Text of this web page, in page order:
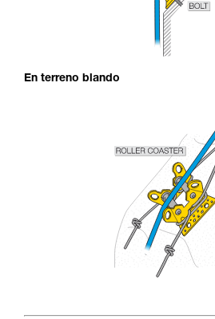
En terreno blando